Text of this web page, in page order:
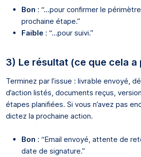
Bon : “...pour confirmer le
prochaine étape.”
Faible : “...pour suivi.”
3) Le résultat (ce que cela a
Terminez par l’issue : livrable envoyé,
d’action listés, documents reçus,
étapes planifiées. Si vous n’avez pas
dictez la prochaine action.
Bon : “Email envoyé, attente de
date de signature.”